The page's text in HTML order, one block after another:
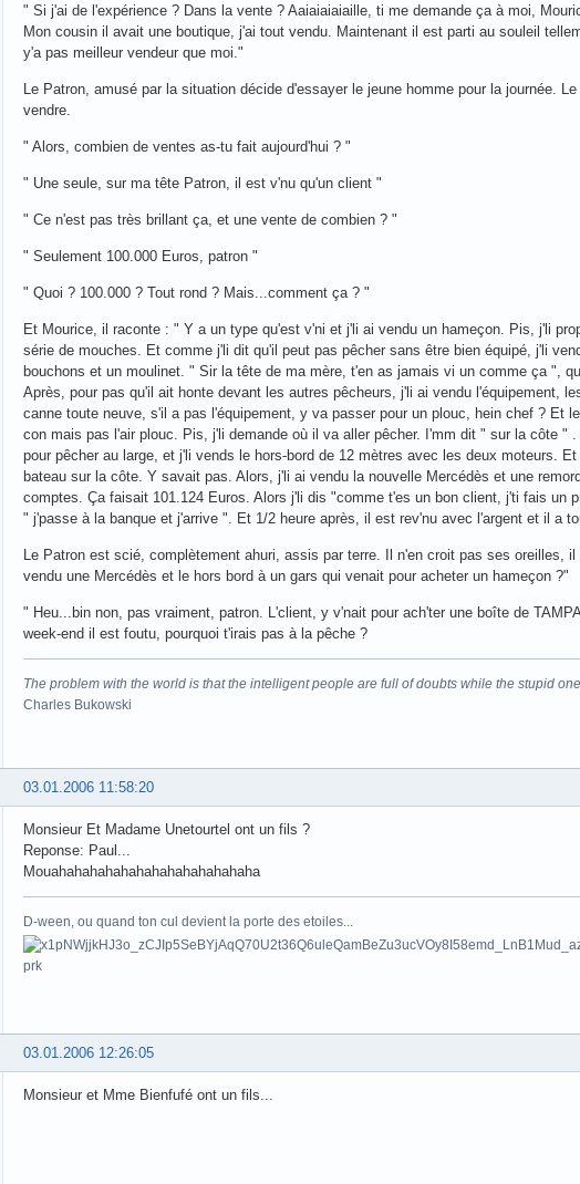
" Si j'ai de l'expérience ? Dans la vente ? Aaiaiaiaiaille, ti me demande ça à moi,
Mon cousin il avait une boutique, j'ai tout vendu. Maintenant il est parti au souleil
y'a pas meilleur vendeur que moi."
Le Patron, amusé par la situation décide d'essayer le jeune homme pour la journée.
vendre.
" Alors, combien de ventes as-tu fait aujourd'hui ? "
" Une seule, sur ma tête Patron, il est v'nu qu'un client "
" Ce n'est pas très brillant ça, et une vente de combien ? "
" Seulement 100.000 Euros, patron "
" Quoi ? 100.000 ? Tout rond ? Mais...comment ça ? "
Et Mourice, il raconte : " Y a un type qu'est v'ni et j'li ai vendu un hameçon. Pis, j'li
série de mouches. Et comme j'li dit qu'il peut pas pêcher sans être bien équipé, j'li
bouchons et un moulinet. " Sir la tête de ma mère, t'en as jamais vi un comme ça ",
Après, pour pas qu'il ait honte devant les autres pêcheurs, j'li ai vendu l'équipement,
canne toute neuve, s'il a pas l'équipement, y va passer pour un plouc, hein chef ? Et
con mais pas l'air plouc. Pis, j'li demande où il va aller pêcher. I'mm dit " sur la côte "
pour pêcher au large, et j'li vends le hors-bord de 12 mètres avec les deux moteurs.
bateau sur la côte. Y savait pas. Alors, j'li ai vendu la nouvelle Mercédès et une
comptes. Ça faisait 101.124 Euros. Alors j'li dis "comme t'es un bon client, j'ti fais un
" j'passe à la banque et j'arrive ". Et 1/2 heure après, il est rev'nu avec l'argent et il a
Le Patron est scié, complètement ahuri, assis par terre. Il n'en croit pas ses oreilles,
vendu une Mercédès et le hors bord à un gars qui venait pour acheter un hameçon ?"
" Heu...bin non, pas vraiment, patron. L'client, y v'nait pour ach'ter une boîte de
week-end il est foutu, pourquoi t'irais pas à la pêche ?
The problem with the world is that the intelligent people are full of doubts while the stupid
Charles Bukowski
03.01.2006 11:58:20
Monsieur Et Madame Unetourtel ont un fils ?
Reponse: Paul...
Mouahahahahahahahahahahahahaha
D-ween, ou quand ton cul devient la porte des etoiles...
03.01.2006 12:26:05
Monsieur et Mme Bienfufé ont un fils...